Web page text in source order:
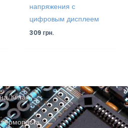
напряжения с
цифровым дисплеем
309грн.
Китай)